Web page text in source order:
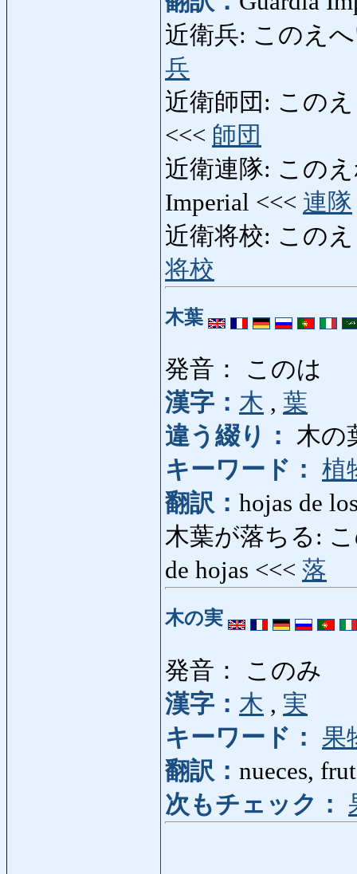
近衛兵: このえへ
兵
近衛師団: この
<<< 師団
近衛連隊: このえ
Imperial <<< 連隊
近衛将校: この
将校
木葉
発音： このは
漢字： 木 , 葉
違う綴り： 木の
キーワード： 植
翻訳： hojas de
木葉が落ちる: こ
de hojas <<< 落
木の実
発音： このみ
漢字： 木 , 実
キーワード：
果
翻訳： nueces,
次もチェック：